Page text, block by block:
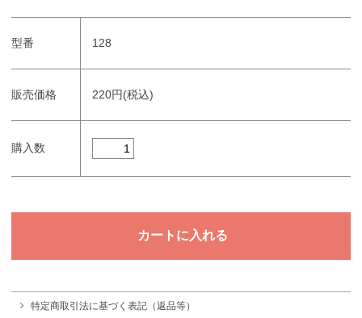
型番 128
販売価格 220円(税込)
購入数
特定商取引法に基づく表記（返品等）